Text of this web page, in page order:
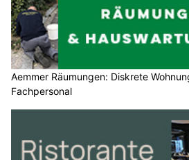
Aemmer Räumungen: Diskrete
Fachpersonal